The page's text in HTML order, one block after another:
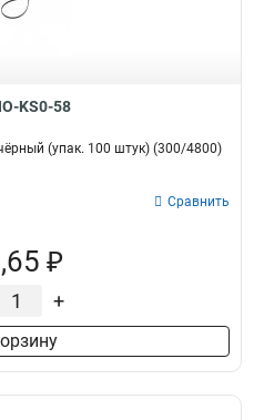
KS0-58
(упак. 100 штук) (300/4800)
Сравнить
₽
+